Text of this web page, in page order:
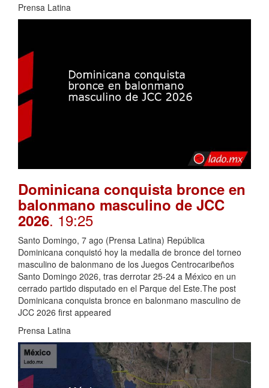
Prensa Latina
Dominicana conquista bronce en
balonmano masculino de JCC
2026. 19:25
Santo Domingo, 7 ago (Prensa Latina) República
Dominicana conquistó hoy la medalla de bronce del torneo
masculino de balonmano de los Juegos Centrocaribeños
Santo Domingo 2026, tras derrotar 25-24 a México en un
cerrado partido disputado en el Parque del Este.The post
Dominicana conquista bronce en balonmano masculino de
JCC 2026 first appeared
Prensa Latina